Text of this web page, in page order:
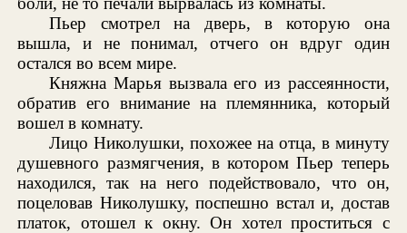
Пьер смотрел на дверь, в которую она
вышла, и не понимал, отчего он вдруг один
остался во всем мире.
Княжна Марья вызвала его из рассеянности,
обратив его внимание на племянника, который
вошел в комнату.
Лицо Николушки, похожее на отца, в минуту
душевного размягчения, в котором Пьер теперь
находился, так на него подействовало, что он,
поцеловав Николушку, поспешно встал и, достав
платок, отошел к окну. Он хотел проститься с